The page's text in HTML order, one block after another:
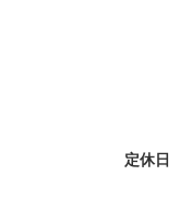
定休日